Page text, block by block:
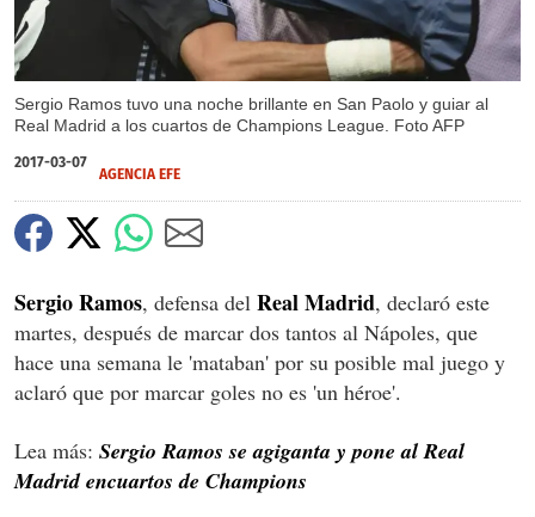
Sergio Ramos tuvo una noche brillante en San Paolo y guiar al
Real Madrid a los cuartos de Champions League. Foto AFP
2017-03-07
AGENCIA EFE
Sergio Ramos, defensa del Real Madrid, declaró este
martes, después de marcar dos tantos al Nápoles, que
hace una semana le 'mataban' por su posible mal juego y
aclaró que por marcar goles no es 'un héroe'.
Lea más: Sergio Ramos se agiganta y pone al Real
Madrid encuartos de Champions